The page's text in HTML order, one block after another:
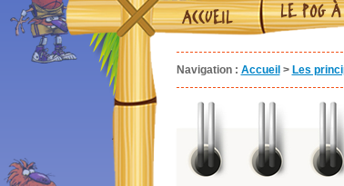
ACCUEIL LE POG
Navigation : Accueil > Les